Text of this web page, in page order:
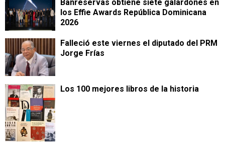
Banreservas obtiene siete galardones en
los Effie Awards República Dominicana
2026
Falleció este viernes el diputado del PRM
Jorge Frías
Los 100 mejores libros de la historia